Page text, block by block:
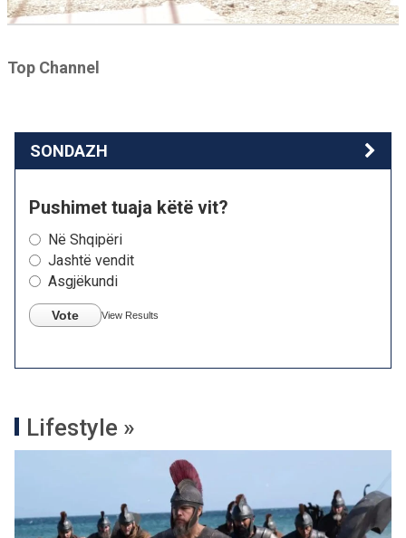
Top Channel
SONDAZH
Pushimet tuaja këtë vit?
Në Shqipëri
Jashtë vendit
Asgjëkundi
Vote View Results
Lifestyle »